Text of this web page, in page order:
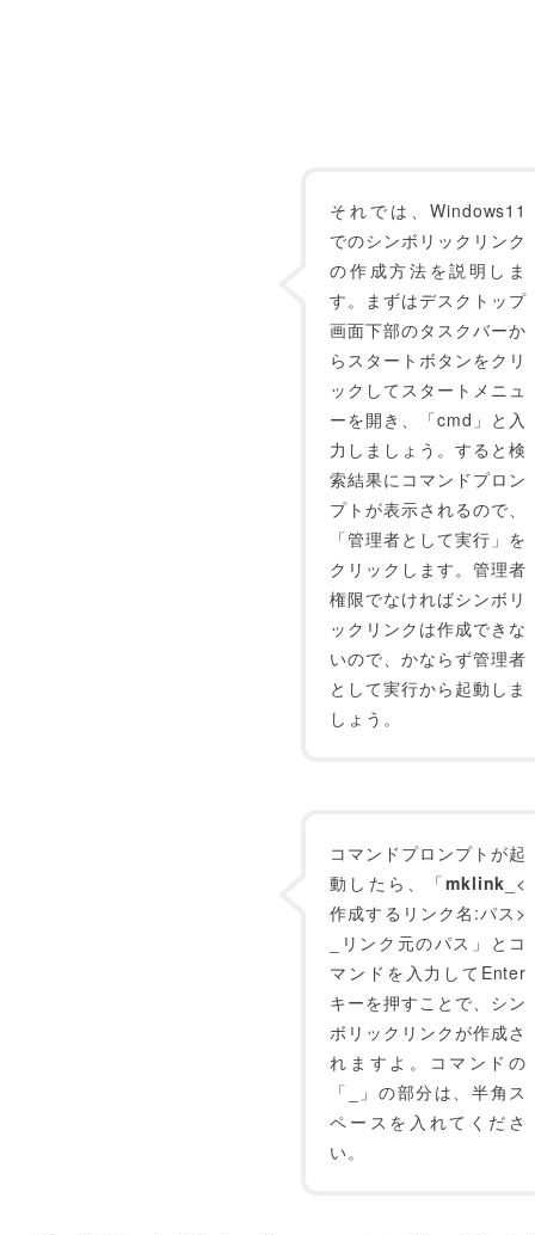
それでは、Windows11
でのシンボリックリンク
の作成方法を説明しま
す。まずはデスクトップ
画面下部のタスクバーか
らスタートボタンをクリ
ックしてスタートメニュ
ーを開き、「cmd」と入
力しましょう。すると検
索結果にコマンドプロン
プトが表示されるので、
「管理者として実行」を
クリックします。管理者
権限でなければシンボリ
ックリンクは作成できな
いので、かならず管理者
として実行から起動しま
しょう。
コマンドプロンプトが起
動したら、「mklink _<
作成するリンク名:パス>
_リンク元のパス」とコ
マンドを入力してEnter
キーを押すことで、シン
ボリックリンクが作成さ
れますよ。コマンドの
「_」の部分は、半角ス
ペースを入れてくださ
い。